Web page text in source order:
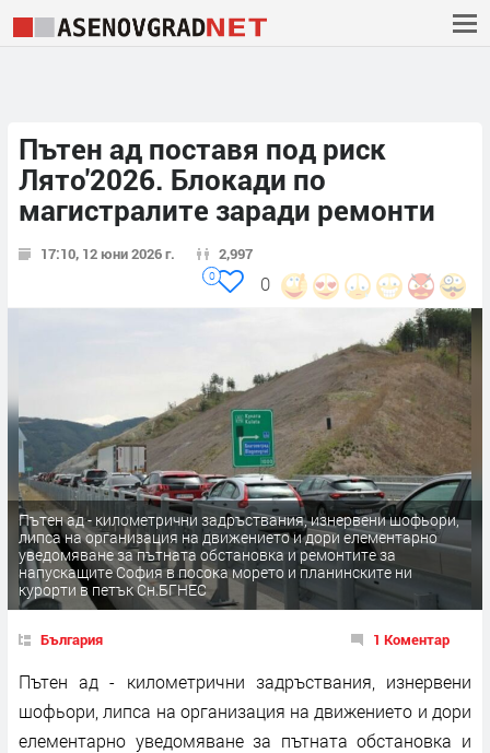
Пътен ад поставя под риск
Лято'2026. Блокади по
магистралите заради ремонти
17:10, 12 юни 2026 г. 2,997
0
0
Пътен ад - километрични задръствания, изнервени шофьори,
липса на организация на движението и дори елементарно
уведомяване за пътната обстановка и ремонтите за
напускащите София в посока морето и планинските ни
курорти в петък Сн.БГНЕС
България 1 Коментар
Пътен ад - километрични задръствания, изнервени
шофьори, липса на организация на движението и дори
елементарно уведомяване за пътната обстановка и